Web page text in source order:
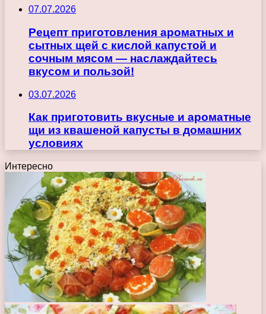
07.07.2026
Рецепт приготовления ароматных и
сытных щей с кислой капустой и
сочным мясом — наслаждайтесь
вкусом и пользой!
03.07.2026
Как приготовить вкусные и ароматные
щи из квашеной капусты в домашних
условиях
Интересно